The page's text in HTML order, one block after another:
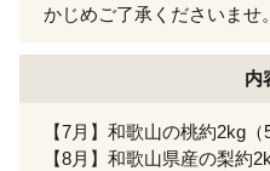
かじめご了承くださいませ。
内
【7月】和歌山の桃約2kg
【8月】和歌山県産の梨約